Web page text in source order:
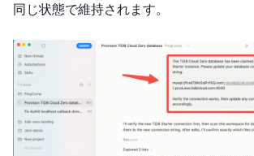
同じ状態で維持されます。